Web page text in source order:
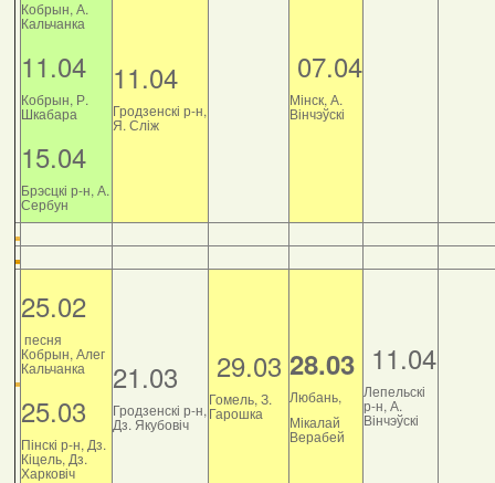
Кобрын, А.
Кальчанка
11.04
Кобрын, Р.
Шкабара
15.04
Брэсцкі р-н, А.
Сербун
11.04
Гродзенскі р-н,
Я. Сліж
07.04
Мінск, А.
Вінчэўскі
25.02
песня
Кобрын, Алег
Кальчанка
25.03
Пінскі р-н, Дз.
Кіцель, Дз.
Харковіч
21.03
Гродзенскі р-н,
Дз. Якубовіч
29.03
Гомель, З.
Гарошка
28.03
Любань,
Мікалай
Верабей
11.04
Лепельскі
р-н, А.
Вінчэўскі